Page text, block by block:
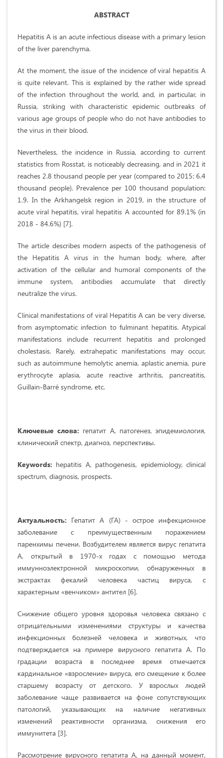
ABSTRACT
Hepatitis A is an acute infectious disease with a primary lesion
of the liver parenchyma.
At the moment, the issue of the incidence of viral hepatitis A
is quite relevant. This is explained by the rather wide spread
of the infection throughout the world, and, in particular, in
Russia, striking with characteristic epidemic outbreaks of
various age groups of people who do not have antibodies to
the virus in their blood.
Nevertheless, the incidence in Russia, according to current
statistics from Rosstat, is noticeably decreasing, and in 2021 it
reaches 2.8 thousand people per year (compared to 2015: 6.4
thousand people). Prevalence per 100 thousand population:
1.9. In the Arkhangelsk region in 2019, in the structure of
acute viral hepatitis, viral hepatitis A accounted for 89.1% (in
2018 - 84.6%) [7].
The article describes modern aspects of the pathogenesis of
the Hepatitis A virus in the human body, where, after
activation of the cellular and humoral components of the
immune system, antibodies accumulate that directly
neutralize the virus.
Clinical manifestations of viral Hepatitis A can be very diverse,
from asymptomatic infection to fulminant hepatitis. Atypical
manifestations include recurrent hepatitis and prolonged
cholestasis. Rarely, extrahepatic manifestations may occur,
such as autoimmune hemolytic anemia, aplastic anemia, pure
erythrocyte aplasia, acute reactive arthritis, pancreatitis,
Guillain-Barré syndrome, etc.
Ключевые слова: гепатит А, патогенез, эпидемиология,
клинический спектр, диагноз, перспективы.
Keywords: hepatitis A, pathogenesis, epidemiology, clinical
spectrum, diagnosis, prospects.
Актуальность: Гепатит А (ГА) - острое инфекционное
заболевание с преимущественным поражением
паренхимы печени. Возбудителем является вирус гепатита
А, открытый в 1970-х годах с помощью метода
иммунноэлектронной микроскопии, обнаруженных в
экстрактах фекалий человека частиц вируса, с
характерным «венчиком» антител [6].
Снижение общего уровня здоровья человека связано с
отрицательными изменениями структуры и качества
инфекционных болезней человека и животных, что
подтверждается на примере вирусного гепатита А. По
градации возраста в последнее время отмечается
кардинальное «взросление» вируса, его смещение к более
старшему возрасту от детского. У взрослых людей
заболевание чаще развивается на фоне сопутствующих
патологий, указывающих на наличие негативных
изменений реактивности организма, снижения его
иммунитета [3].
Рассмотрение вирусного гепатита А, на данный момент,